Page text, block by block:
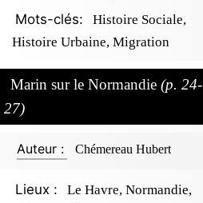
Mots-clés:
Histoire Sociale,
Histoire Urbaine, Migration
Marin sur le Normandie (p. 24-
27)
Auteur : Chémereau Hubert
Lieux :
Le Havre, Normandie,